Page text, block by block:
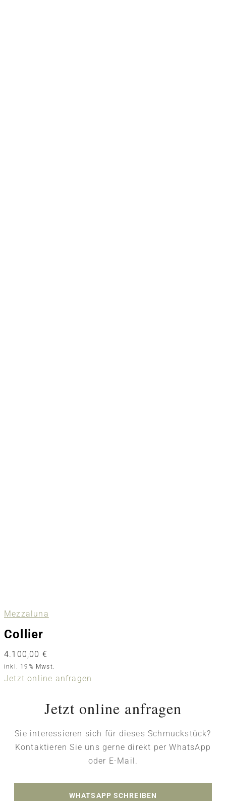
Mezzaluna
Collier
4.100,00 €
inkl. 19% Mwst.
Jetzt online anfragen
Jetzt online anfragen
Sie interessieren sich für dieses Schmuckstück?
Kontaktieren Sie uns gerne direkt per WhatsApp
oder E-Mail.
WHATSAPP SCHREIBEN